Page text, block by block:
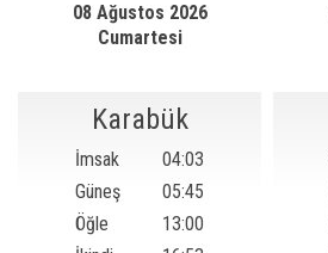
08 Ağustos 2026
Cumartesi
Karabük
İmsak
04:03
Güneş
05:45
Öğle
13:00